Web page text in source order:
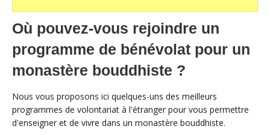
Où pouvez-vous rejoindre un
programme de bénévolat pour un
monastère bouddhiste ?
Nous vous proposons ici quelques-uns des meilleurs
programmes de volontariat à l'étranger pour vous permettre
d'enseigner et de vivre dans un monastère bouddhiste.